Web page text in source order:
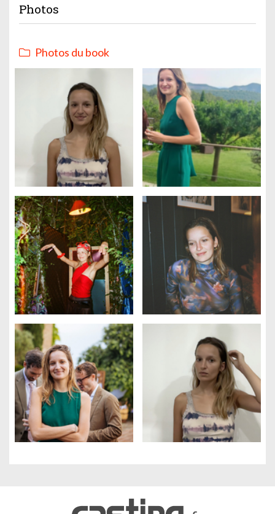
Photos
Photos du book
Gestion des cookies
Nous utilisons des cookies qui facilitent l'utilisation du site,
améliorent la performance et la sécurité du site internet.
Faites-nous part de vos préférences de cookies pour chaque